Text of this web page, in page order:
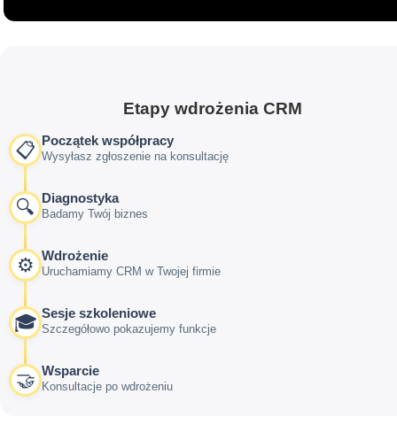
Etapy wdrożenia CRM
📋 Początek współpracy
Wysyłasz zgłoszenie na konsultację
🔍 Diagnostyka
Badamy Twój biznes
⚙️ Wdrożenie
Uruchamiamy CRM w Twojej firmie
🎓 Sesje szkoleniowe
Szczegółowo pokazujemy funkcje
🤝 Wsparcie
Konsultacje po wdrożeniu